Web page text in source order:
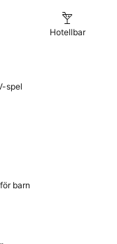
Hotellbar
spel
barn